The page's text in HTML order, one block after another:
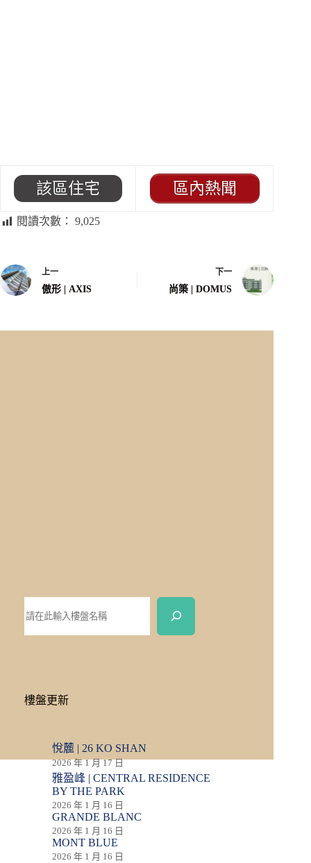
該區住宅 區內熱聞
閱讀次數： 9,025
上一
傲形 | AXIS
下一
尚築 | DOMUS
樓盤更新
悅麓 | 26 KO SHAN
2026 年 1 月 17 日
雅盈峰 | CENTRAL RESIDENCE
BY THE PARK
2026 年 1 月 16 日
GRANDE BLANC
2026 年 1 月 16 日
MONT BLUE
2026 年 1 月 16 日